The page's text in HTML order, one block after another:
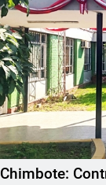
Chimbote: